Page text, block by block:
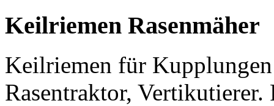
Keilriemen Rasenmäher
Keilriemen für Kupplungen
Rasentraktor,